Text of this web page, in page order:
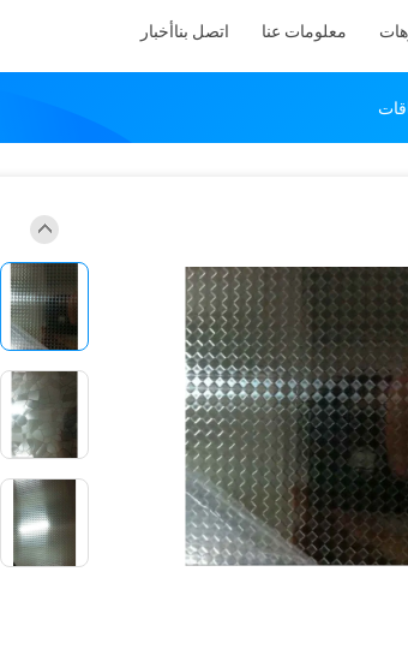
معلومات عنا اتصل بناأخبار